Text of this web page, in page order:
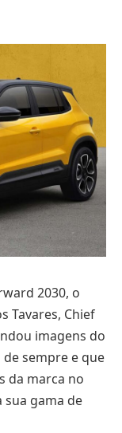
2030, o
Tavares, Chief
imagens do
sempre e que
da marca no
gama de